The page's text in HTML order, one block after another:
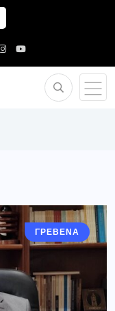
ΓΡΕΒΕΝΑ